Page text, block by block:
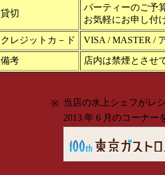
貸切
パーティーのご予
お気軽にお申し付
クレジットカ－ド VISA / MASTER /
備考 店内は禁煙とさせ
※ 当店の水上シェフがレ
2013 年 6 月のコーナー